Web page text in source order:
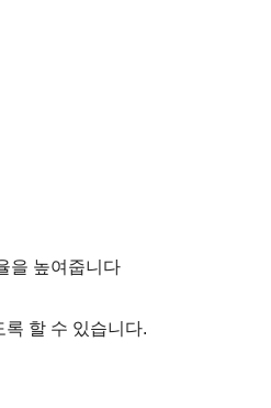
을 높여줍니다
할 수 있습니다.